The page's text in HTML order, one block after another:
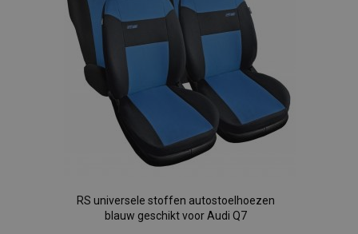
RS universele stoffen autostoelhoezen
blauw geschikt voor Audi Q7